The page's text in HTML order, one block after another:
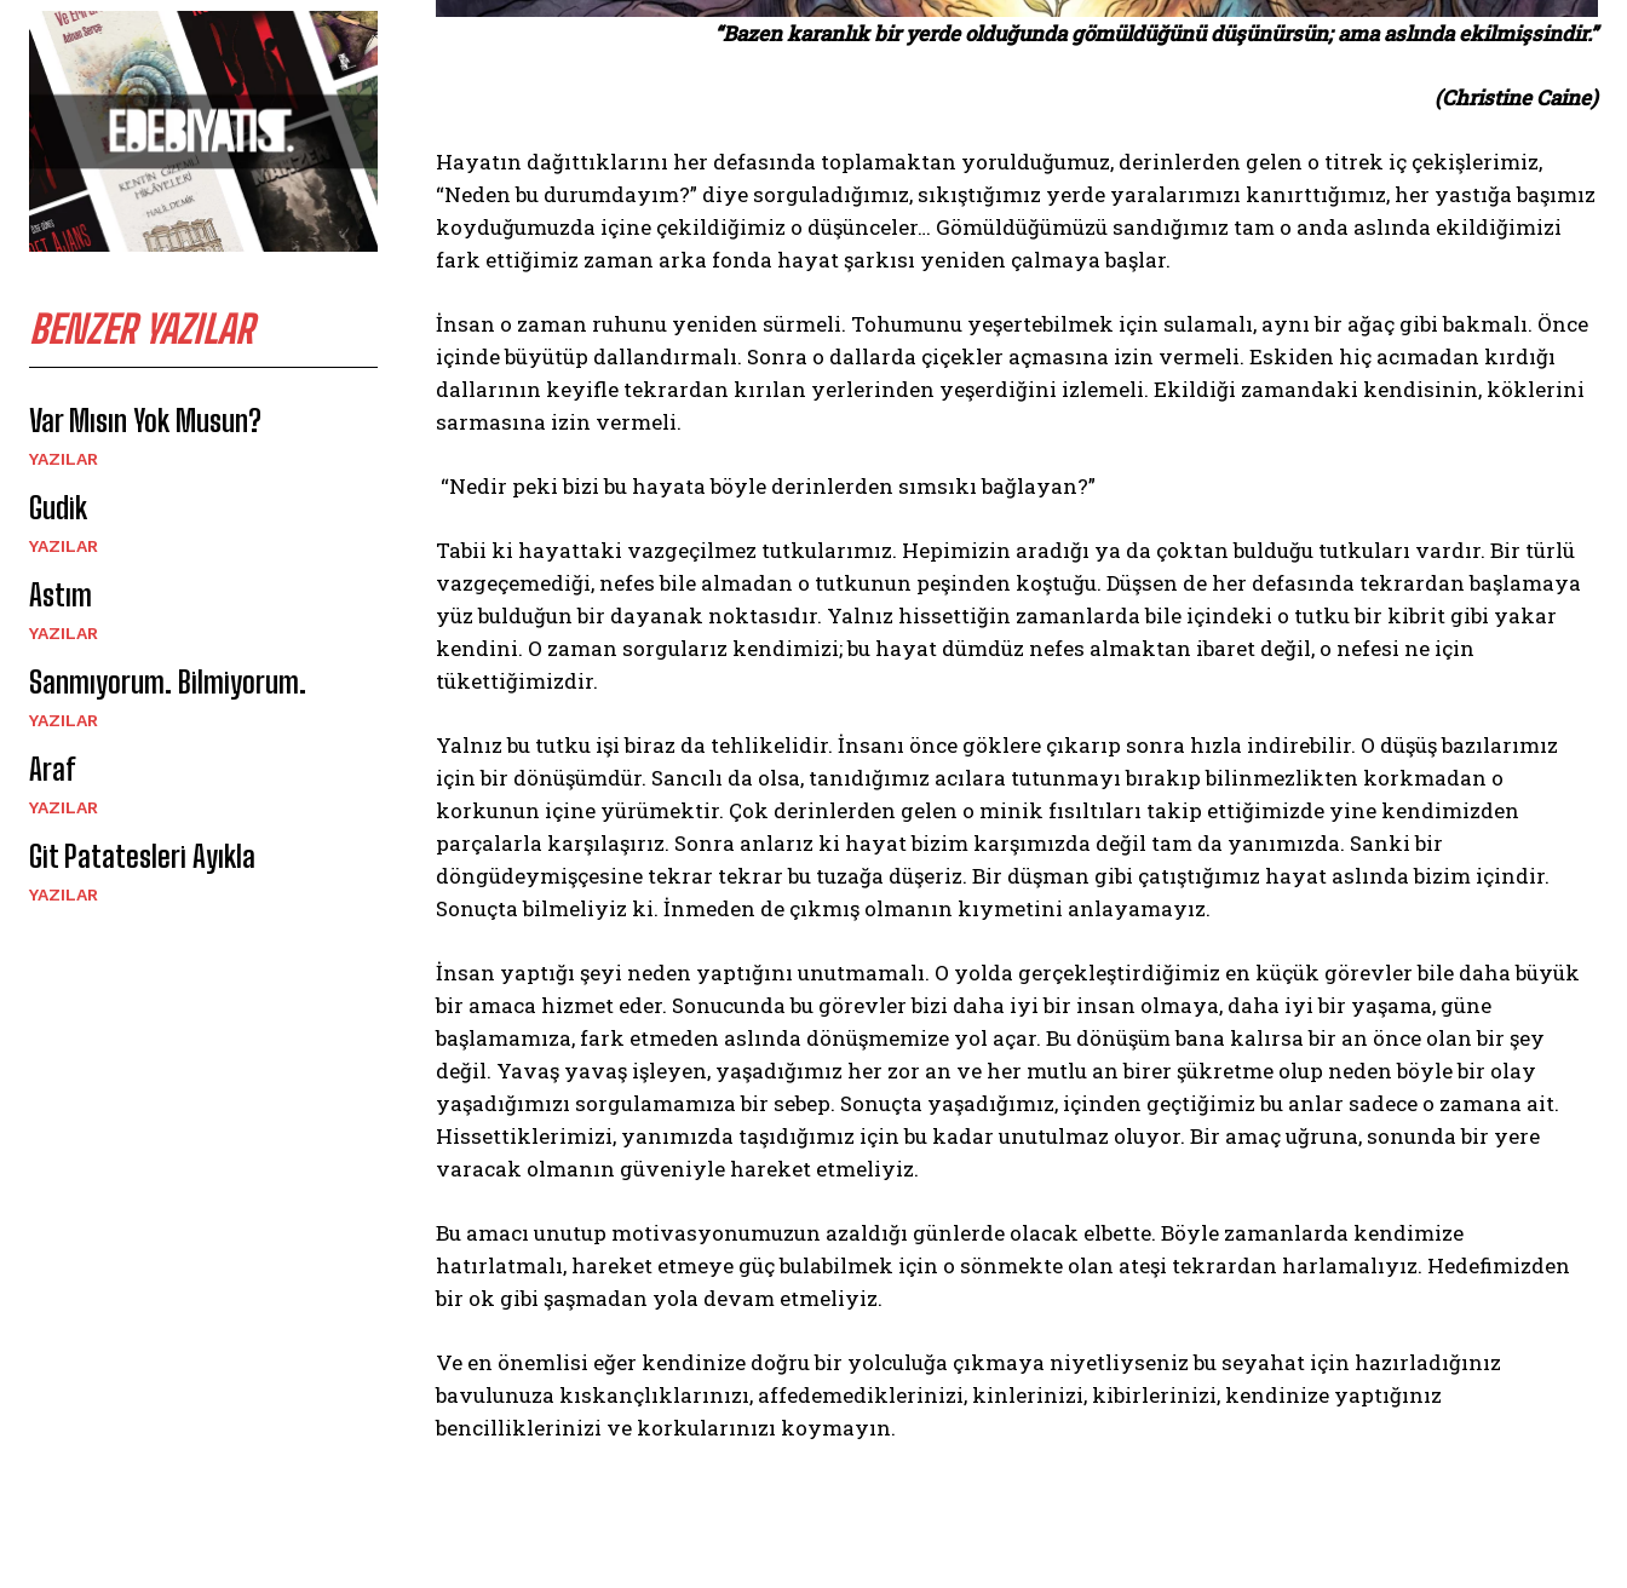
BENZER YAZILAR
Var Mısın Yok Musun?
YAZILAR
Gudik
YAZILAR
Astım
YAZILAR
Sanmıyorum. Bilmiyorum.
YAZILAR
Araf
YAZILAR
Git Patatesleri Ayıkla
YAZILAR
“Bazen karanlık bir yerde olduğunda gömüldüğünü düşünürsün; ama aslında ekilmişsindir.”
(Christine Caine)
Hayatın dağıttıklarını her defasında toplamaktan yorulduğumuz, derinlerden gelen o titrek iç çekişlerimiz,
“Neden bu durumdayım?” diye sorguladığımız, sıkıştığımız yerde yaralarımızı kanırttığımız, her yastığa başımız
koyduğumuzda içine çekildiğimiz o düşünceler… Gömüldüğümüzü sandığımız tam o anda aslında ekildiğimizi
fark ettiğimiz zaman arka fonda hayat şarkısı yeniden çalmaya başlar.
İnsan o zaman ruhunu yeniden sürmeli. Tohumunu yeşertebilmek için sulamalı, aynı bir ağaç gibi bakmalı. Önce
içinde büyütüp dallandırmalı. Sonra o dallarda çiçekler açmasına izin vermeli. Eskiden hiç acımadan kırdığı
dallarının keyifle tekrardan kırılan yerlerinden yeşerdiğini izlemeli. Ekildiği zamandaki kendisinin, köklerini
sarmasına izin vermeli.
“Nedir peki bizi bu hayata böyle derinlerden sımsıkı bağlayan?”
Tabii ki hayattaki vazgeçilmez tutkularımız. Hepimizin aradığı ya da çoktan bulduğu tutkuları vardır. Bir türlü
vazgeçemediği, nefes bile almadan o tutkunun peşinden koştuğu. Düşsen de her defasında tekrardan başlamaya
yüz bulduğun bir dayanak noktasıdır. Yalnız hissettiğin zamanlarda bile içindeki o tutku bir kibrit gibi yakar
kendini. O zaman sorgularız kendimizi; bu hayat dümdüz nefes almaktan ibaret değil, o nefesi ne için
tükettiğimizdir.
Yalnız bu tutku işi biraz da tehlikelidir. İnsanı önce göklere çıkarıp sonra hızla indirebilir. O düşüş bazılarımız
için bir dönüşümdür. Sancılı da olsa, tanıdığımız acılara tutunmayı bırakıp bilinmezlikten korkmadan o
korkunun içine yürümektir. Çok derinlerden gelen o minik fısıltıları takip ettiğimizde yine kendimizden
parçalarla karşılaşırız. Sonra anlarız ki hayat bizim karşımızda değil tam da yanımızda. Sanki bir
döngüdeymişçesine tekrar tekrar bu tuzağa düşeriz. Bir düşman gibi çatıştığımız hayat aslında bizim içindir.
Sonuçta bilmeliyiz ki. İnmeden de çıkmış olmanın kıymetini anlayamayız.
İnsan yaptığı şeyi neden yaptığını unutmamalı. O yolda gerçekleştirdiğimiz en küçük görevler bile daha büyük
bir amaca hizmet eder. Sonucunda bu görevler bizi daha iyi bir insan olmaya, daha iyi bir yaşama, güne
başlamamıza, fark etmeden aslında dönüşmemize yol açar. Bu dönüşüm bana kalırsa bir an önce olan bir şey
değil. Yavaş yavaş işleyen, yaşadığımız her zor an ve her mutlu an birer şükretme olup neden böyle bir olay
yaşadığımızı sorgulamamıza bir sebep. Sonuçta yaşadığımız, içinden geçtiğimiz bu anlar sadece o zamana ait.
Hissettiklerimizi, yanımızda taşıdığımız için bu kadar unutulmaz oluyor. Bir amaç uğruna, sonunda bir yere
varacak olmanın güveniyle hareket etmeliyiz.
Bu amacı unutup motivasyonumuzun azaldığı günlerde olacak elbette. Böyle zamanlarda kendimize
hatırlatmalı, hareket etmeye güç bulabilmek için o sönmekte olan ateşi tekrardan harlamalıyız. Hedefimizden
bir ok gibi şaşmadan yola devam etmeliyiz.
Ve en önemlisi eğer kendinize doğru bir yolculuğa çıkmaya niyetliyseniz bu seyahat için hazırladığınız
bavulunuza kıskançlıklarınızı, affedemediklerinizi, kinlerinizi, kibirlerinizi, kendinize yaptığınız
bencilliklerinizi ve korkularınızı koymayın.